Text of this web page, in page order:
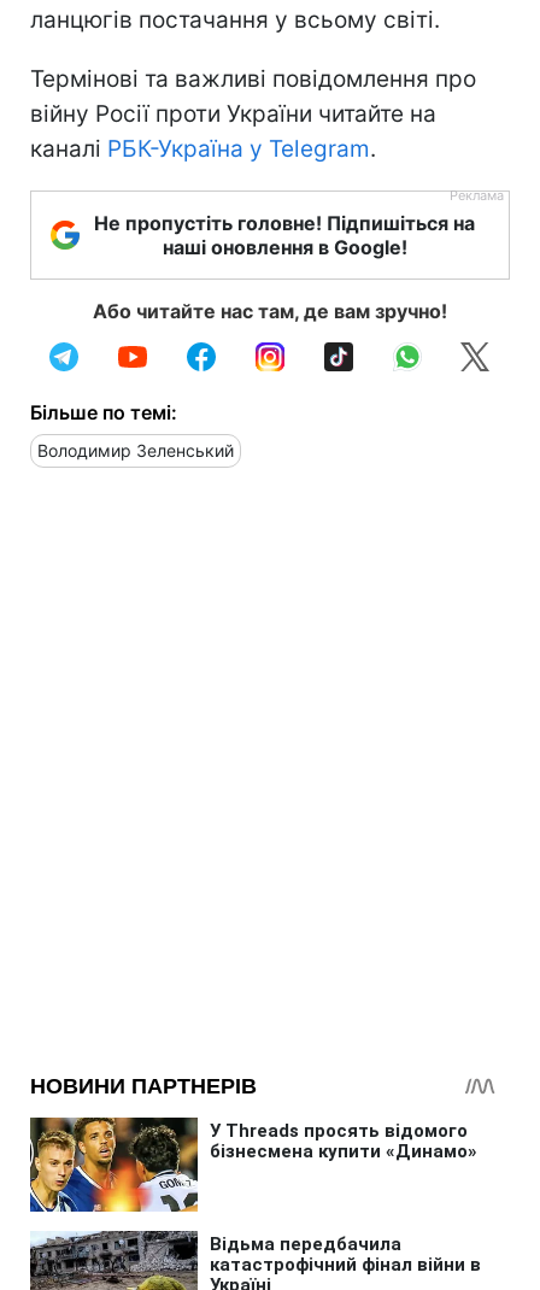
ланцюгів постачання у всьому світі.
Термінові та важливі повідомлення про
війну Росії проти України читайте на
каналі РБК-Україна у Telegram.
Не пропустіть головне! Підпишіться на
наші оновлення в Google!
Або читайте нас там, де вам зручно!
Більше по темі:
Володимир Зеленський